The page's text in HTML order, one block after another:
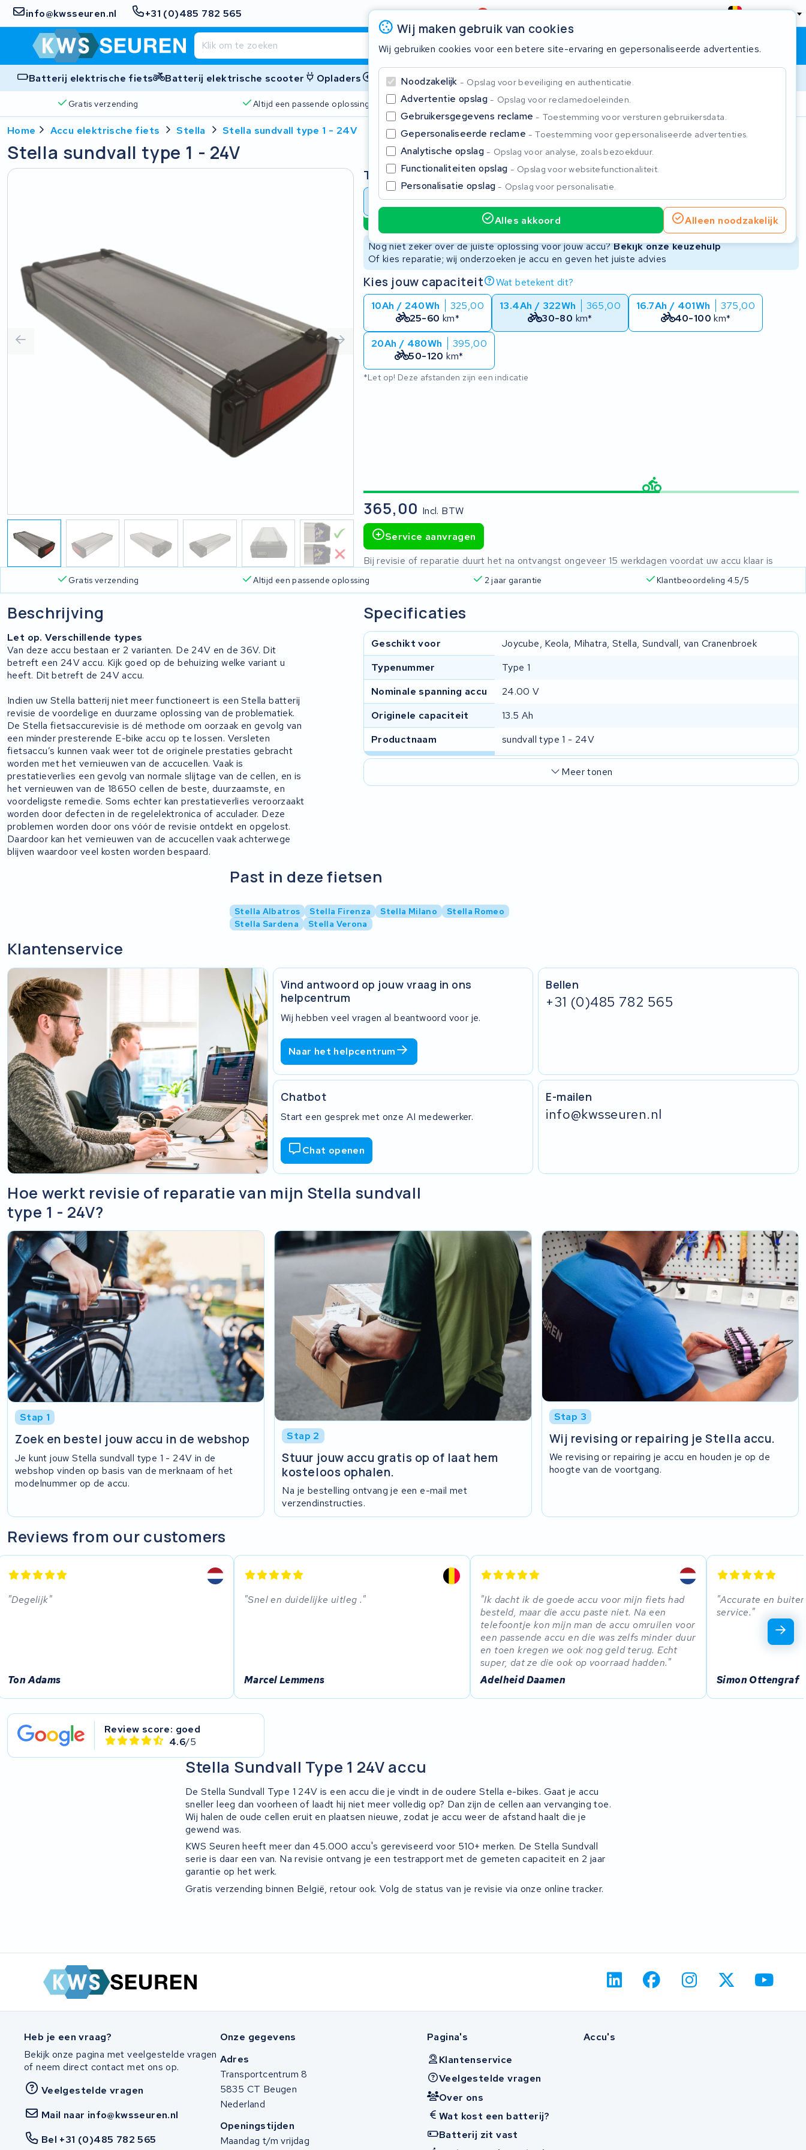
info@kwsseuren.nl +31 (0)485 782 565 Beoordeling4,6/5 België
Winkelwagen Inloggen
Batterij elektrische fiets Batterij elektrische scooter Opladers Accessoires
Gratis verzending Altijd een passende oplossing 2 jaar garantie
Wij maken gebruik van cookies
Wij gebruiken cookies voor een betere site-ervaring en gepersonaliseerde advertenties.
Noodzakelijk Opslag voor beveiliging en authenticatie.
Advertentie opslag Opslag voor reclamedoeleinden.
Gebruikersgegevens reclame Toestemming voor versturen gebruikersdata.
Gepersonaliseerde reclame Toestemming voor gepersonaliseerde advertenties.
Analytische opslag Opslag voor analyse, zoals bezoekduur.
Functionaliteiten opslag Opslag voor websitefunctionaliteit.
Personalisatie opslag Opslag voor personalisatie.
Alles akkoord Alleen noodzakelijk
Home Accu elektrische fiets Stella Stella sundvall type 1 - 24V
Stella sundvall type 1 - 24V
Type
Accu revisie Accu reparatie Nieuwe Accu Refurbished Accu
Niet beschikbaar
Nog niet zeker over de juiste oplossing voor jouw accu?Bekijk onze keuzehulp
Of kies reparatie; wij onderzoeken je accu en geven het juiste advies
Kies jouw capaciteit
Wat betekent dit?
10Ah / 240Wh
325,00
25-60 km*
13.4Ah / 322Wh
365,00
30-80 km*
16.7Ah / 401Wh
375,00
40-100 km*
20Ah / 480Wh
395,00
50-120 km*
*Let op! Deze afstanden zijn een indicatie
365,00 Incl. BTW
Service aanvragen
Bij revisie of reparatie duurt het na ontvangst ongeveer 15 werkdagen voordat uw accu klaar is
Gratis verzending Altijd een passende oplossing 2 jaar garantie Klantbeoordeling 4.5/5
Beschrijving
Let op. Verschillende types
Van deze accu bestaan er 2 varianten. De 24V en de 36V. Dit
betreft een 24V accu. Kijk goed op de behuizing welke variant u
heeft. Dit betreft de 24V accu.
Indien uw Stella batterij niet meer functioneert is een Stella batterij
revisie de voordelige en duurzame oplossing van de problematiek.
De Stella fietsaccurevisie is dé methode om oorzaak en gevolg van
een minder presterende E-bike accu op te lossen. Versleten
fietsaccu’s kunnen vaak weer tot de originele prestaties gebracht
worden met het vernieuwen van de accucellen. Vaak is
prestatieverlies een gevolg van normale slijtage van de cellen, en is
het vernieuwen van de 18650 cellen de beste, duurzaamste, en
voordeligste remedie. Soms echter kan prestatieverlies veroorzaakt
worden door defecten in de regelelektronica of acculader. Deze
problemen worden door ons vóór de revisie ontdekt en opgelost.
Daardoor kan het vernieuwen van de accucellen vaak achterwege
blijven waardoor veel kosten worden bespaard.
Specificaties
Geschikt voor
Joycube, Keola, Mihatra, Stella, Sundvall, van Cranenbroek
Typenummer
Type 1
Nominale spanning accu
24.00 V
Originele capaciteit
13.5 Ah
Productnaam
sundvall type 1 - 24V
Meer tonen
Past in deze fietsen
Stella Albatros Stella Firenza Stella Milano
Stella Romeo
Stella Sardena
Stella Verona
Klantenservice
Vind antwoord op jouw vraag in ons
helpcentrum
Wij hebben veel vragen al beantwoord voor je.
Naar het helpcentrum
Bellen
+31 (0)485 782 565
E-mailen
info@kwsseuren.nl
Chatbot
Start een gesprek met onze AI medewerker.
Chat openen
Hoe werkt revisie of reparatie van mijn Stella sundvall
type 1 - 24V?
Stap 1
Zoek en bestel jouw accu in de webshop
Je kunt jouw Stella sundvall type 1 - 24V in de
webshop vinden op basis van de merknaam of het
modelnummer op de accu.
Stap 2
Stuur jouw accu gratis op of laat hem
kosteloos ophalen.
Na je bestelling ontvang je een e-mail met
verzendinstructies.
Stap 3
Wij revising or repairing je Stella accu.
We revising or repairing je accu en houden je op de
hoogte van de voortgang.
Reviews from our customers
Degelijk
Ton Adams
Snel en duidelijke uitleg .
Marcel Lemmens
Ik dacht ik de goede accu voor mijn fiets had
besteld, maar die accu paste niet. Na een
telefoontje kon mijn man de accu omruilen voor
een passende accu en die was zelfs minder duur
en toen kregen we ook nog geld terug. Echt
super, dat ze die ook op voorraad hadden.
Adelheid Daamen
Accurate en
service.
Simon Ottengraf
Review score: goed
4.6/5
Stella Sundvall Type 1 24V accu
De Stella Sundvall Type 1 24V is een accu die je vindt in de oudere Stella e-bikes. Gaat je accu
sneller leeg dan voorheen of laadt hij niet meer volledig op? Dan zijn de cellen aan vervanging toe.
Wij halen de oude cellen eruit en plaatsen nieuwe, zodat je accu weer de afstand haalt die je
gewend was.
KWS Seuren heeft meer dan 45.000 accu's gereviseerd voor 510+ merken. De Stella Sundvall
serie is daar een van. Na revisie ontvang je een testrapport met de gemeten capaciteit en 2 jaar
garantie op het werk.
Gratis verzending binnen België, retour ook. Volg de status van je revisie via onze online tracker.
Heb je een vraag?
Bekijk onze pagina met veelgestelde vragen
of neem direct contact met ons op.
Veelgestelde vragen
Mail naar info@kwsseuren.nl
Bel +31 (0)485 782 565
Onze gegevens
Adres
Transportcentrum 8
5835 CT Beugen
Nederland
Openingstijden
Maandag t/m vrijdag
Pagina's
Klantenservice
Veelgestelde vragen
Over ons
Wat kost een batterij?
Batterij zit vast
Accu's
Sluiten
Begin te typen in de zoekbalk om te zoeken